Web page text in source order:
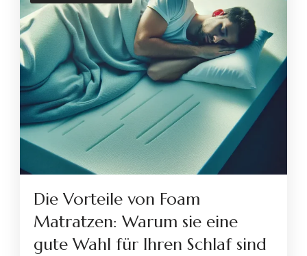
Die Vorteile von Foam
Matratzen: Warum sie eine
gute Wahl für Ihren Schlaf sind